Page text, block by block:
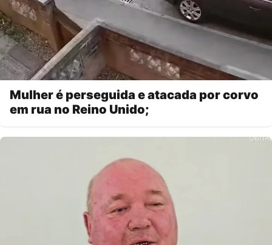
Mulher é perseguida e atacada por corvo
em rua no Reino Unido;